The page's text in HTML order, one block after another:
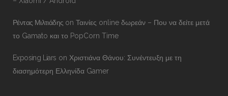
Ρέντας Μιλτιάδης onΤαινίες online δωρεάν – Που να δείτε μετά
το Gamato και το PopCorn Time
Exposing Liars on Χριστιάνα Θάνου: Συνέντευξη με τη
διασημότερη Ελληνίδα Gamer